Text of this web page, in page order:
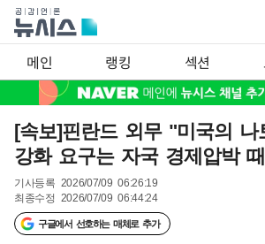
메인 랭킹 섹션
[속보]핀란드 외무 "미국의 나
강화 요구는 자국 경제압박
기사등록 2026/07/09 06:26:19
최종수정 2026/07/09 06:44:24
구글에서 선호하는 매체로 추가